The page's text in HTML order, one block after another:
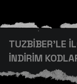
TUZBİBER’LE
İNDİRİM